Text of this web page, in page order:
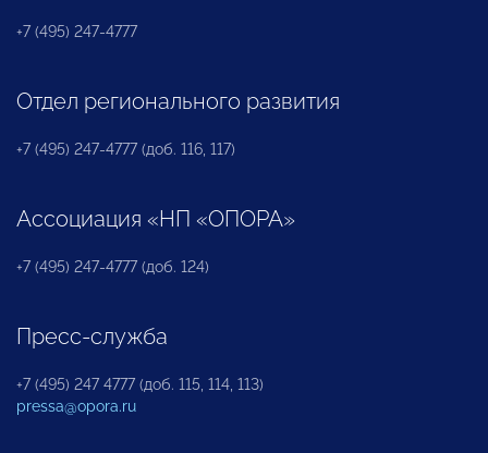
+7 (495) 247-4777
Отдел регионального развития
+7 (495) 247-4777 (доб. 116, 117)
Ассоциация «НП «ОПОРА»
+7 (495) 247-4777 (доб. 124)
Пресс-служба
+7 (495) 247 4777 (доб. 115, 114, 113)
pressa@opora.ru